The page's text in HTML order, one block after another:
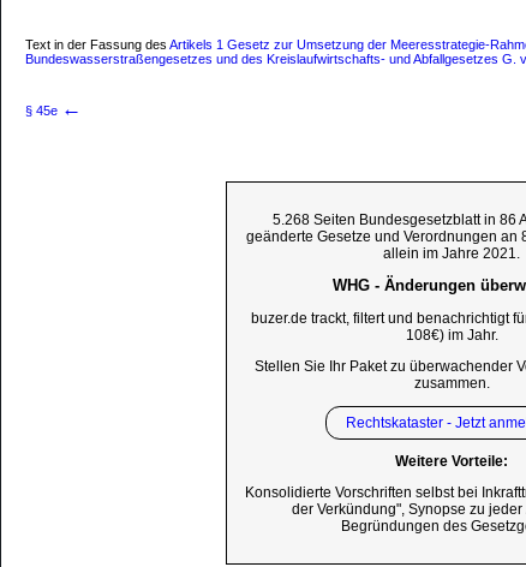
Text in der Fassung des Artikels 1 Gesetz zur Umsetzung der Meeresstrategie-
Bundeswasserstraßengesetzes und des Kreislaufwirtschafts- und Abfallgesetzes G.
§ 45e ←
5.268 Seiten Bundesgesetzblatt in 86
geänderte Gesetze und Verordnungen an
allein im Jahre 2021.
WHG - Änderungen
buzer.de trackt, filtert und benachrichtigt
108€) im Jahr.
Stellen Sie Ihr Paket zu überwachender
zusammen.
Rechtskataster - Jetzt
Weitere Vorteile:
Konsolidierte Vorschriften selbst bei
der Verkündung", Synopse zu
Begründungen des